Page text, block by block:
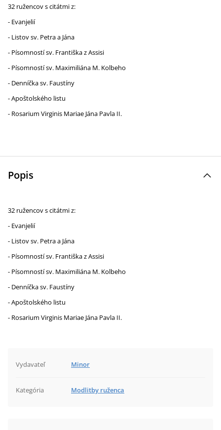
32 ružencov s citátmi z:
- Evanjelií
- Listov sv. Petra a Jána
- Písomností sv. Františka z Assisi
- Písomností sv. Maximiliána M. Kolbeho
- Denníčka sv. Faustíny
- Apoštolského listu
- Rosarium Virginis Mariae Jána Pavla II.
Popis
32 ružencov s citátmi z:
- Evanjelií
- Listov sv. Petra a Jána
- Písomností sv. Františka z Assisi
- Písomností sv. Maximiliána M. Kolbeho
- Denníčka sv. Faustíny
- Apoštolského listu
- Rosarium Virginis Mariae Jána Pavla II.
Vydavateľ Minor
Kategória Modlitby ruženca